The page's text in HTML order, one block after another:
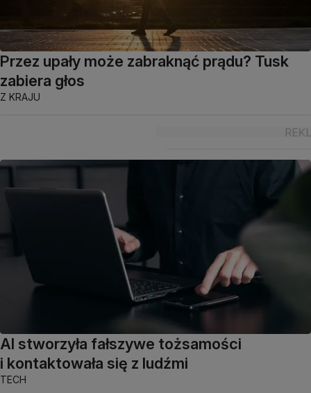
Przez upały może zabraknąć prądu? Tusk
zabiera głos
Z KRAJU
AI stworzyła fałszywe tożsamości
i kontaktowała się z ludźmi
TECH